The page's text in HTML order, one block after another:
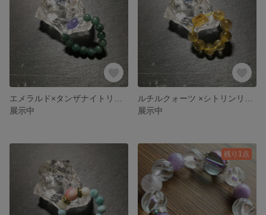
展示中
展示中
残り1点